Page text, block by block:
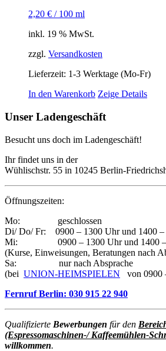
2,20 € / 100 ml
inkl. 19 % MwSt.
zzgl. Versandkosten
Lieferzeit: 1-3 Werktage (Mo-Fr)
In den Warenkorb Zeige Details
Unser Ladengeschäft
Besucht uns doch im Ladengeschäft!
Ihr findet uns in der
Wühlischstr. 55 in 10245 Berlin-
Öffnungszeiten:
Mo: geschlossen
Di/ Do/ Fr: 0900 – 1300 Uhr und 1400 –
Mi: 0900 – 1300 Uhr und 1400 –
(Kurse, Einweisungen, Beratungen nach
Sa: nur nach Absprache
(bei UNION-HEIMSPIELEN von 0900
Fernruf Berlin: 030 915 22 940
Qualifizierte Bewerbungen für den
(Espressomaschinen-/ Kaffeemühlen-
willkommen.